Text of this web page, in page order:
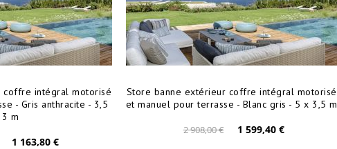
coffre intégral motorisé
- Gris anthracite - 3,5
m
1 163,80 €
Store banne extérieur coffre intégral motorisé
et manuel pour terrasse - Blanc gris - 5 x 3,5 m
2 908,00 € 1 599,40 €